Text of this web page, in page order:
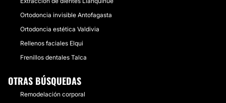
Ortodoncia invisible Antofagasta
Ortodoncia estética Valdivia
Rellenos faciales Elqui
Frenillos dentales Talca
OTRAS BÚSQUEDAS
Remodelación corporal